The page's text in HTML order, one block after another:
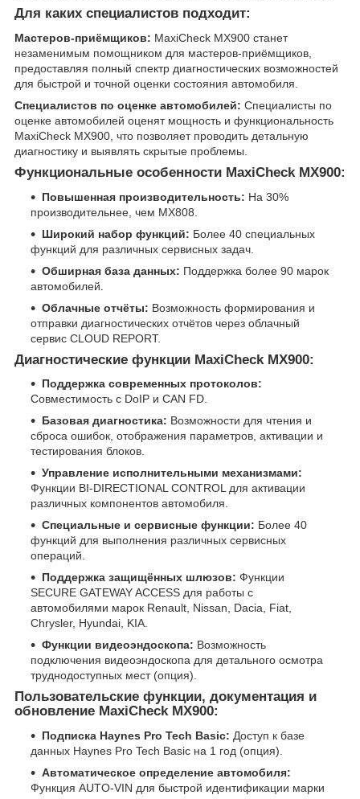
Для каких специалистов подходит:
Мастеров-приёмщиков: MaxiCheck MX900 станет
незаменимым помощником для мастеров-приёмщиков,
предоставляя полный спектр диагностических возможностей
для быстрой и точной оценки состояния автомобиля.
Специалистов по оценке автомобилей: Специалисты по
оценке автомобилей оценят мощность и функциональность
MaxiCheck MX900, что позволяет проводить детальную
диагностику и выявлять скрытые проблемы.
Функциональные особенности MaxiCheck MX900:
Повышенная производительность: На 30%
производительнее, чем MX808.
Широкий набор функций: Более 40 специальных
функций для различных сервисных задач.
Обширная база данных: Поддержка более 90 марок
автомобилей.
Облачные отчёты: Возможность формирования и
отправки диагностических отчётов через облачный
сервис CLOUD REPORT.
Диагностические функции MaxiCheck MX900:
Поддержка современных протоколов:
Совместимость с DoIP и CAN FD.
Базовая диагностика: Возможности для чтения и
сброса ошибок, отображения параметров, активации и
тестирования блоков.
Управление исполнительными механизмами:
Функции BI-DIRECTIONAL CONTROL для активации
различных компонентов автомобиля.
Специальные и сервисные функции: Более 40
функций для выполнения различных сервисных
операций.
Поддержка защищённых шлюзов: Функции
SECURE GATEWAY ACCESS для работы с
автомобилями марок Renault, Nissan, Dacia, Fiat,
Chrysler, Hyundai, KIA.
Функции видеоэндоскопа: Возможность
подключения видеоэндоскопа для детального осмотра
труднодоступных мест (опция).
Пользовательские функции, документация и
обновление MaxiCheck MX900:
Подписка Haynes Pro Tech Basic: Доступ к базе
данных Haynes Pro Tech Basic на 1 год (опция).
Автоматическое определение автомобиля:
Функция AUTO-VIN для быстрой идентификации марки